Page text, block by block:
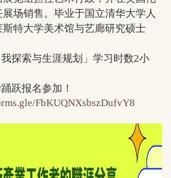
场销售。毕业于国立清华大学人
特大学美术馆与艺廊研究硕士
探索与生涯规划」学习时数2小
跃报名参加！
FbKUQNXsbszDufvY8